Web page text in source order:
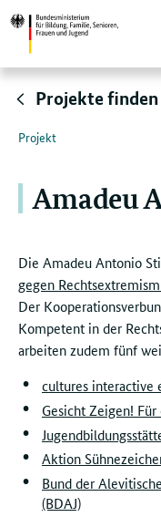
Direktlink:
Projekte finden
Projekt
Amadeu
Die Amadeu Antonio
gegen
Der
Kompetent in der
arbeiten zudem fünf
cultures interactive
Gesicht Zeigen!
Aktion
Bund der
(BDAJ)